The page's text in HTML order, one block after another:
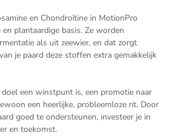
en Chondroïtine in MotionPro
plantaardige basis. Ze worden
als uit zeewier, en dat zorgt
je paard deze stoffen extra gemakkelijk
een winstpunt is, een promotie naar
een heerlijke, probleemloze rit. Door
goed te ondersteunen, investeer je in
en toekomst.